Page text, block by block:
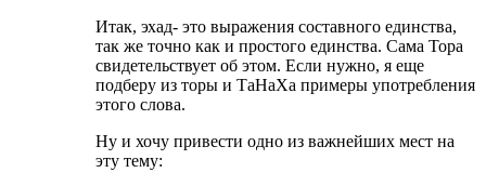
Итак, эхад- это выражения составного единства,
так же точно как и простого единства. Сама Тора
свидетельствует об этом. Если нужно, я еще
подберу из торы и ТаНаХа примеры употребления
этого слова.
Ну и хочу привести одно из важнейших мест на
эту тему: